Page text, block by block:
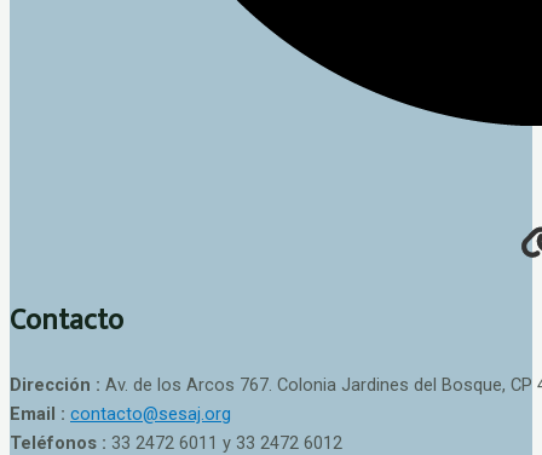
Contacto
Dirección : Av. de los Arcos 767. Colonia Jardines del Bosque, CP
Email : contacto@sesaj.org
Teléfonos : 33 2472 6011 y 33 2472 6012